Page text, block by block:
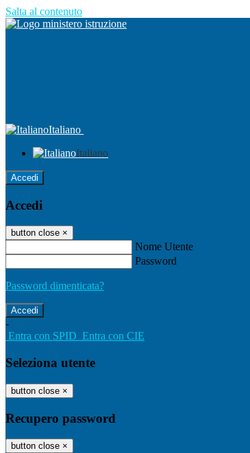
Salta al contenuto
Italiano
Italiano
Accedi
Accedi
button close ×
Nome Utente
Password
Password dimenticata?
-
Entra con SPID Entra con CIE
Seleziona utente
button close ×
Recupero password
button close ×